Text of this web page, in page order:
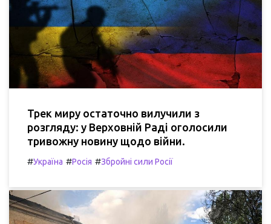
Трек миру остаточно вилучили з
розгляду: у Верховній Раді оголосили
тривожну новину щодо війни.
#Україна #Росія #Збройні сили Росії